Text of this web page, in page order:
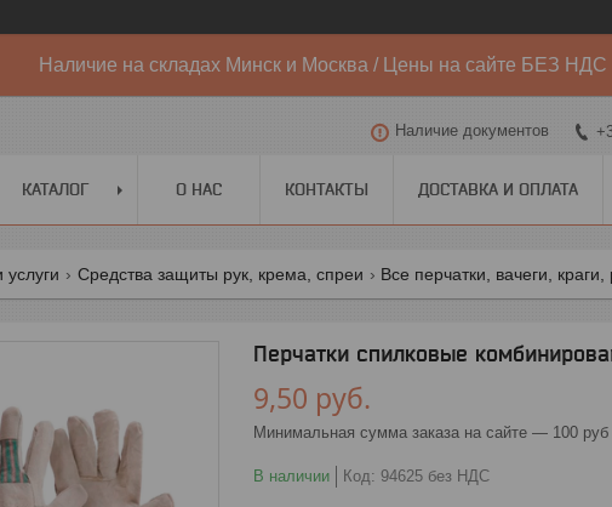
Наличие на складах Минск и Москва / Цены на сайте БЕЗ НДС
Наличие документов
КАТАЛОГ О НАС КОНТАКТЫ ДОСТАВКА И ОПЛАТА
Средства защиты рук, крема, спреи Все перчатки, вачеги, краги,
Перчатки спилковые
9,50 руб.
Минимальная сумма заказа на сайте — 100 руб
В наличии Код: 94625 без НДС